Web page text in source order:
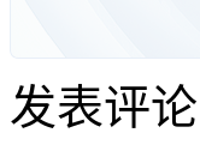
发表评论